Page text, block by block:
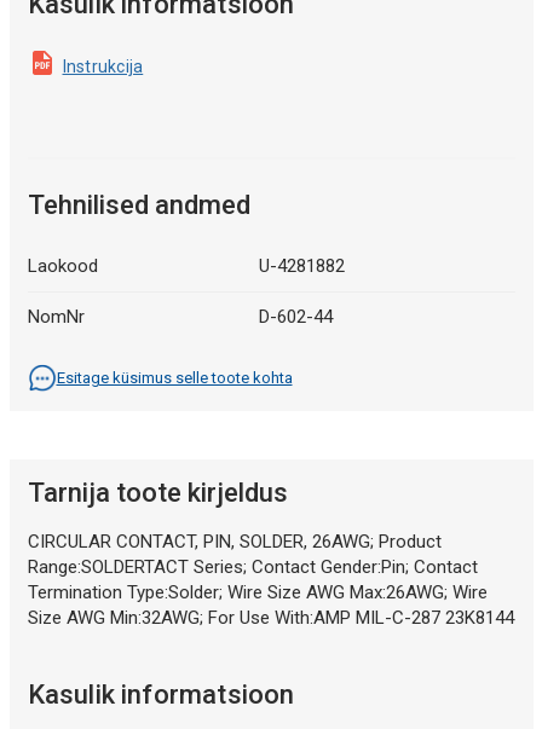
Instrukcija
Tehnilised andmed
Laokood U-4281882
NomNr D-602-44
Esitage küsimus selle toote kohta
Tarnija toote kirjeldus
CIRCULAR CONTACT, PIN, SOLDER, 26AWG; Product
Range:SOLDERTACT Series; Contact Gender:Pin; Contact
Termination Type:Solder; Wire Size AWG Max:26AWG; Wire
Size AWG Min:32AWG; For Use With:AMP MIL-C-287 23K8144
Kasulik informatsioon